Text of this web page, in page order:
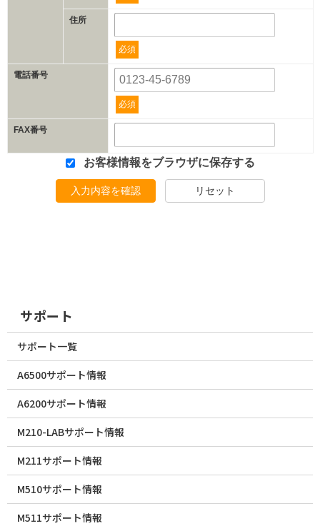
住所
必須
電話番号
必須
FAX番号
お客様情報をブラウザに保存する
入力内容を確認 リセット
サポート
サポート一覧
A6500サポート情報
A6200サポート情報
M210-LABサポート情報
M211サポート情報
M510サポート情報
M511サポート情報